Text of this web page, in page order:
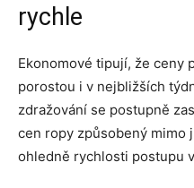
rychle
Ekonomové tipují, že ceny
porostou i v nejbližších
zdražování se postupně
cen ropy způsobený mimo
ohledně rychlosti postupu